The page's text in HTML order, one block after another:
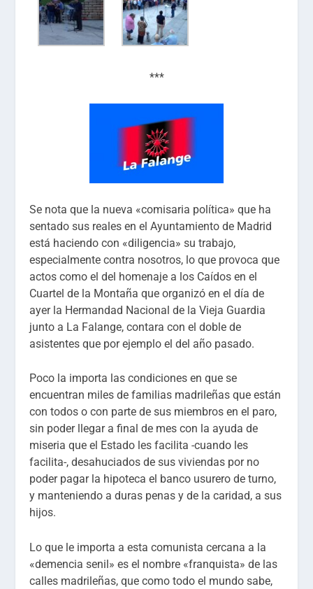
***
Se nota que la nueva «comisaria política» que ha
sentado sus reales en el Ayuntamiento de Madrid
está haciendo con «diligencia» su trabajo,
especialmente contra nosotros, lo que provoca que
actos como el del homenaje a los Caídos en el
Cuartel de la Montaña que organizó en el día de
ayer la Hermandad Nacional de la Vieja Guardia
junto a La Falange, contara con el doble de
asistentes que por ejemplo el del año pasado.
Poco la importa las condiciones en que se
encuentran miles de familias madrileñas que están
con todos o con parte de sus miembros en el paro,
sin poder llegar a final de mes con la ayuda de
miseria que el Estado les facilita -cuando les
facilita-, desahuciados de sus viviendas por no
poder pagar la hipoteca el banco usurero de turno,
y manteniendo a duras penas y de la caridad, a sus
hijos.
Lo que le importa a esta comunista cercana a la
«demencia senil» es el nombre «franquista» de las
calles madrileñas, que como todo el mundo sabe,